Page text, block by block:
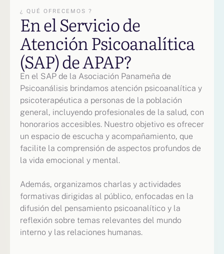
¿ QUÉ OFRECEMOS ?
En el Servicio de
Atención Psicoanalítica
(SAP) de APAP?
En el SAP de la Asociación Panameña de
Psicoanálisis brindamos atención psicoanalítica y
psicoterapéutica a personas de la población
general, incluyendo profesionales de la salud, con
honorarios accesibles. Nuestro objetivo es ofrecer
un espacio de escucha y acompañamiento, que
facilite la comprensión de aspectos profundos de
la vida emocional y mental.
Además, organizamos charlas y actividades
formativas dirigidas al público, enfocadas en la
difusión del pensamiento psicoanalítico y la
reflexión sobre temas relevantes del mundo
interno y las relaciones humanas.